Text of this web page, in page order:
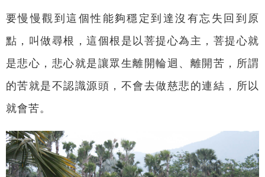
要慢慢觀到這個性能夠穩定到達沒有忘失回到原
點，叫做尋根，這個根是以菩提心為主，菩提心就
是悲心，悲心就是讓眾生離開輪迴、離開苦，所謂
的苦就是不認識源頭，不會去做慈悲的連結，所以
就會苦。